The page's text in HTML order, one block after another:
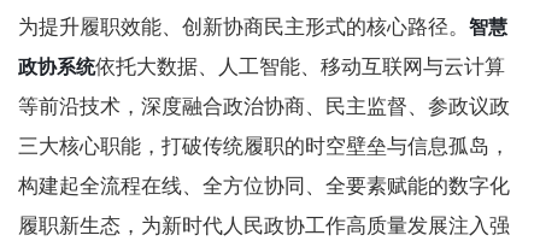
为提升履职效能、创新协商民主形式的核心路径。 智慧
政协系统依托大数据、人工智能、移动互联网与云计算
等前沿技术，深度融合政治协商、民主监督、参政议政
三大核心职能，打破传统履职的时空壁垒与信息孤岛，
构建起全流程在线、全方位协同、全要素赋能的数字化
履职新生态，为新时代人民政协工作高质量发展注入强